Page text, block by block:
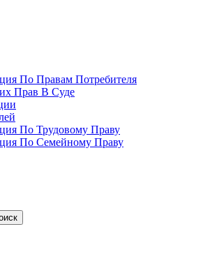
По Правам Потребителя
Прав В Суде
По Трудовому Праву
По Семейному Праву